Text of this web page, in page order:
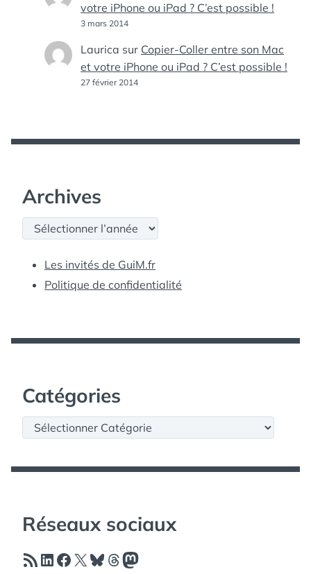
votre iPhone ou iPad ? C’est possible !
3 mars 2014
Laurica sur Copier-Coller entre son Mac
et votre iPhone ou iPad ? C’est possible !
27 février 2014
Archives
Archives
Les invités de GuiM.fr
Politique de confidentialité
Catégories
Catégories
Réseaux sociaux
Flux RSSLinkedIn
Facebook
X Bluesky
Threads
Mastodon